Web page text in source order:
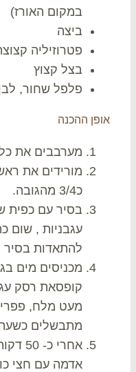
במקום האורז)
ביצה
פטרוזיליה קצוצה
בצל קצוץ
פלפל שחור, לבן ,
ההכנה
מערבבים את כל
מורידים את ראש
עגבניות , שום כתוש
להתאדות בסיר מכוסה.
מכניסים מים בגובה
קופסאת רסק עגבניות
מעט מלח, פפריקה
מתבשלים כשעה על
אחרי כ- 50
אדמה עם חצי כוס